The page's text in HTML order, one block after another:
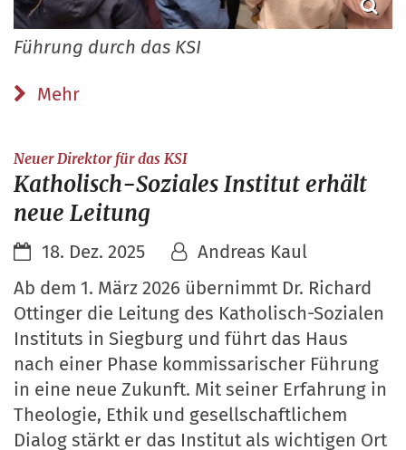
Führung durch das KSI
Mehr
Neuer Direktor für das KSI:
Katholisch-Soziales Institut erhält
neue Leitung
18. Dez. 2025
Andreas Kaul
Ab dem 1. März 2026 übernimmt Dr. Richard
Ottinger die Leitung des Katholisch-Sozialen
Instituts in Siegburg und führt das Haus
nach einer Phase kommissarischer Führung
in eine neue Zukunft. Mit seiner Erfahrung in
Theologie, Ethik und gesellschaftlichem
Dialog stärkt er das Institut als wichtigen Ort